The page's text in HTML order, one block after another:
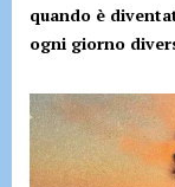
quando è
ogni giorno